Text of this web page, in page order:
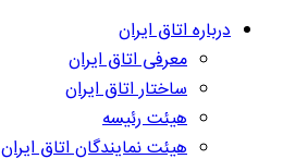
درباره اتاق ایران
معرفی اتاق ایران
ساختار اتاق ایران
هیئت رئیسه
هیئت نمایندگان اتاق ایران